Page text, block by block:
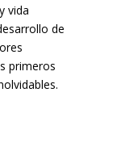
vida
de
primeros